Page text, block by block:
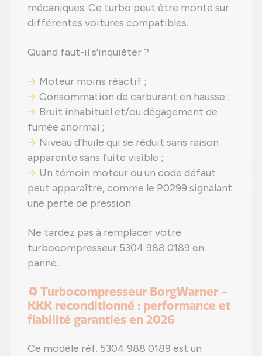
mécaniques. Ce turbo peut être monté sur
différentes voitures compatibles.
Quand faut-il s'inquiéter ?
Moteur moins réactif ;
Consommation de carburant en hausse ;
Bruit inhabituel et/ou dégagement de
fumée anormal ;
Niveau d'huile qui se réduit sans raison
apparente sans fuite visible ;
Un témoin moteur ou un code défaut
peut apparaître, comme le P0299 signalant
une perte de pression.
Ne tardez pas à remplacer votre
turbocompresseur 5304 988 0189 en
panne.
♻️ Turbocompresseur BorgWarner -
KKK reconditionné : performance et
fiabilité garanties en 2026
Ce modèle réf. 5304 988 0189 est un